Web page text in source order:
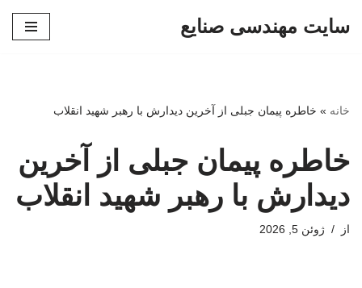
سایت مهندسی صنایع
خانه » خاطره پیمان جبلی از آخرین دیدارش با رهبر شهید انقلاب
خاطره پیمان جبلی از آخرین
دیدارش با رهبر شهید انقلاب
از ژوئن 5, 2026